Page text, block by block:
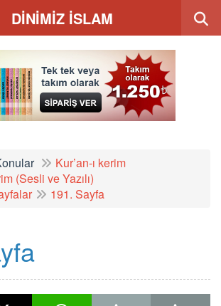
DİNİMİZ İSLAM
Kur’an-ı kerim
(Sesli ve Yazılı)
191. Sayfa